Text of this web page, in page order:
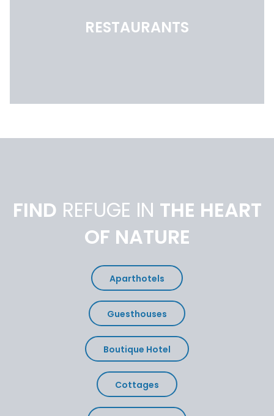
RESTAURANTS
FIND REFUGE IN THE HEART
OF NATURE
Aparthotels
Guesthouses
Boutique Hotel
Cottages